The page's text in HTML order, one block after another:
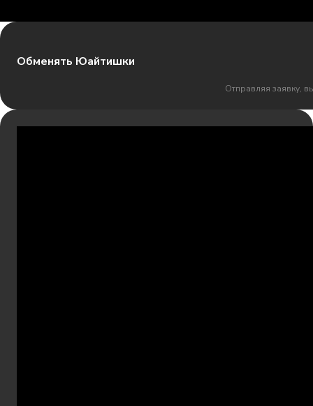
Обменять Юайтишки
Отправляя заявку,